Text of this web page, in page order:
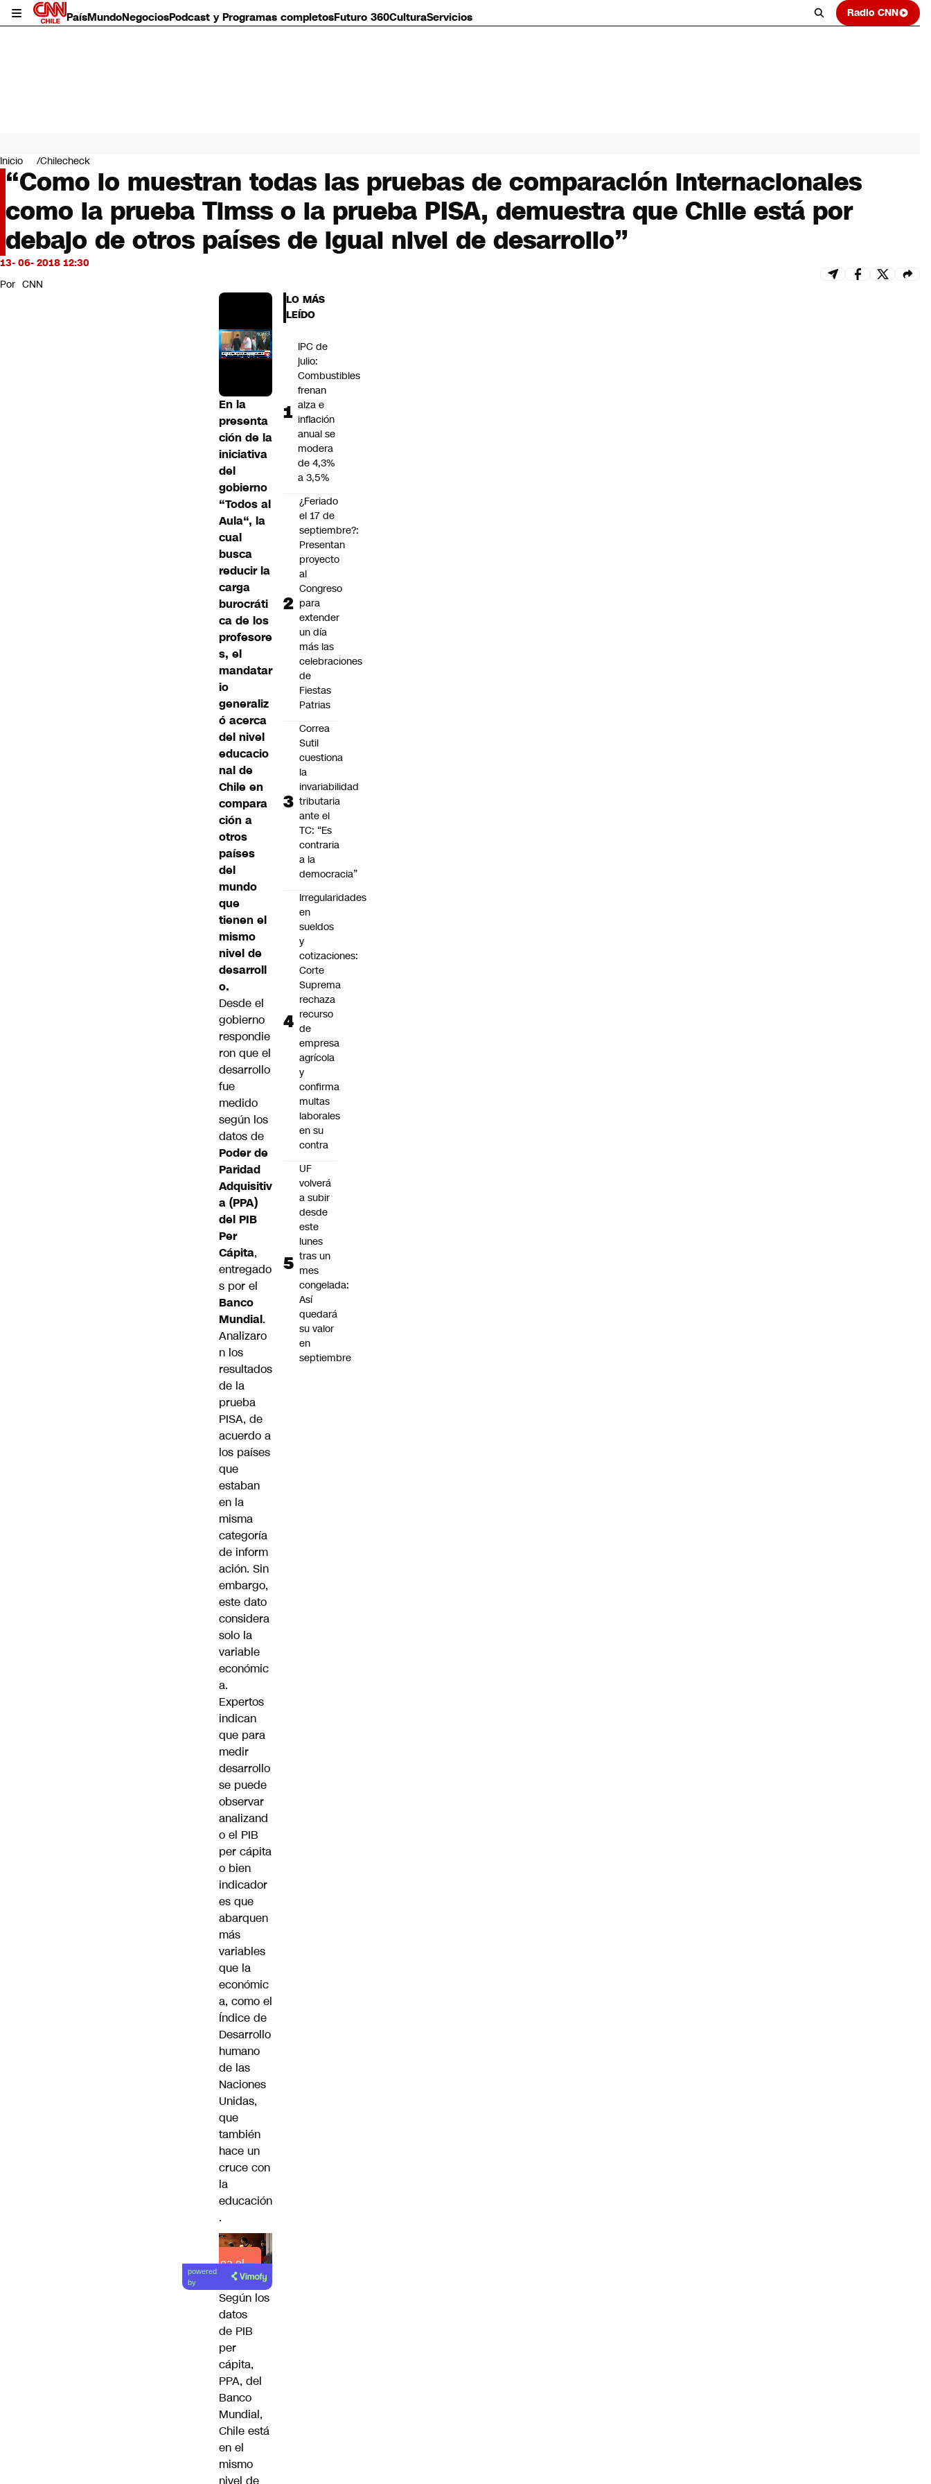
PaísMundoNegociosPodcast y Programas completosFuturo 360CulturaServicios Radio CNN
Mundo
Negocios
Deportes
Programas completos
Cultura
Servicios
Bits
CNN Data
CNN tiempo
Inicio Chilecheck
“Como lo muestran todas las pruebas de comparación internacionales
como la prueba Timss o la prueba PISA, demuestra que Chile está por
debajo de otros países de igual nivel de desarrollo”
13- 06- 2018 12:30
Por CNN
En la
presenta
ción de la
iniciativa
del
gobierno
“Todos al
Aula“, la
cual
busca
reducir la
carga
burocráti
ca de los
profesore
s, el
mandatar
io
generaliz
ó acerca
del nivel
educacio
nal de
Chile en
compara
ción a
otros
países
del
mundo
que
tienen el
mismo
nivel de
desarroll
o.
Desde el
gobierno
respondie
ron que el
desarrollo
fue
medido
según los
datos de
Poder de
Paridad
Adquisitiv
a (PPA)
del PIB
Per
Cápita,
entregado
s por el
Banco
Mundial.
Analizaro
n los
resultados
de la
prueba
PISA, de
acuerdo a
los países
que
estaban
en la
misma
categoría
de inform
ación. Sin
embargo,
este dato
considera
solo la
variable
económic
a.
Expertos
indican
que para
medir
desarrollo
se puede
observar
analizand
o el PIB
per cápita
o bien
indicador
es que
abarquen
más
variables
que la
económic
a, como el
Índice de
Desarrollo
humano
de las
Naciones
Unidas,
que
también
hace un
cruce con
la
educación
.
Lea el
artículo
powered
by
Según los
datos
de PIB
per
cápita,
PPA, del
Banco
Mundial,
Chile está
en el
mismo
nivel de
LO MÁS
LEÍDO
IPC de
julio:
Combustibles
frenan
alza e
inflación
anual se
modera
de 4,3%
a 3,5%
¿Feriado
el 17 de
septiembre?:
Presentan
proyecto
al
Congreso
para
extender
un día
más las
celebraciones
de
Fiestas
Patrias
Correa
Sutil
cuestiona
la
invariabilidad
tributaria
ante el
TC: “Es
contraria
a la
democracia”
Irregularidades
en
sueldos
y
cotizaciones:
Corte
Suprema
rechaza
recurso
de
empresa
agrícola
y
confirma
multas
laborales
en su
contra
UF
volverá
a subir
desde
este
lunes
tras un
mes
congelada:
Así
quedará
su valor
en
septiembre